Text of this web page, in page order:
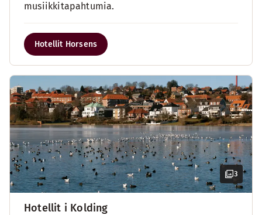
musiikkitapahtumia.
Hotellit Horsens
3
Hotellit i Kolding